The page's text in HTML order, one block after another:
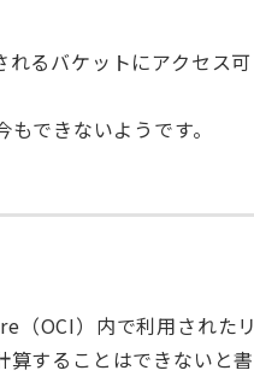
るバケットにアクセス可
できないようです。
OCI）内で利用されたリ
することはできないと書